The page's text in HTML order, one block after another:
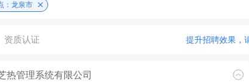
：龙泉市
资质认证 提升招聘效果，
热管理系统有限公司